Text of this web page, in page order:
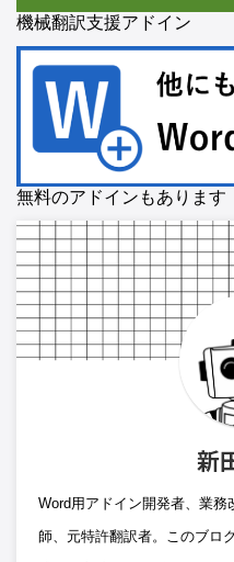
機械翻訳支援アドイン
無料のアドインもあります
新
Word用アドイン開発者、業
師、元特許翻訳者。このブロ